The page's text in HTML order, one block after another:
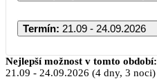
Termín: 21.09 - 24.09.2026
Nejlepší možnost v tomto období:
21.09 - 24.09.2026 (4 dny, 3 noci)